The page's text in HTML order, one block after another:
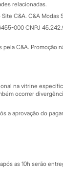
de pagamento
vantagens
de desconto
relacionadas.
C&A. C&A Modas
000 CNPJ
C&A.
na vitrine
ocorrer
a aprovação do
as 10h serão